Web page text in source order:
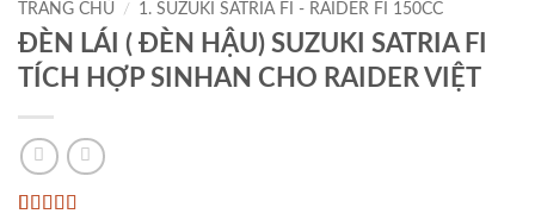
TRANG CHỦ / 1. SUZUKI SATRIA FI - RAIDER FI 150CC
ĐÈN LÁI ( ĐÈN HẬU) SUZUKI SATRIA FI
TÍCH HỢP SINHAN CHO RAIDER VIỆT